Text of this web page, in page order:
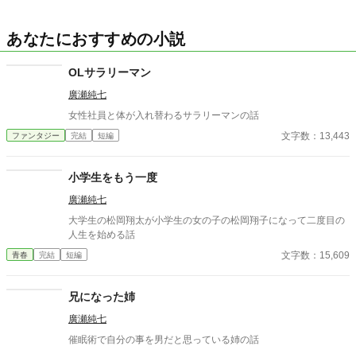
あなたにおすすめの小説
OLサラリーマン
廣瀬純七
女性社員と体が入れ替わるサラリーマンの話
ファンタジー 完結 短編 文字数：13,443
小学生をもう一度
廣瀬純七
大学生の松岡翔太が小学生の女の子の松岡翔子になって二度目の
人生を始める話
青春 完結 短編 文字数：15,609
兄になった姉
廣瀬純七
催眠術で自分の事を男だと思っている姉の話